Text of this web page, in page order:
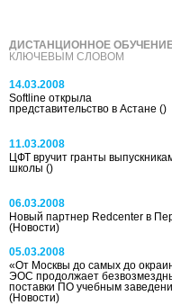
ДИСТАНЦИОННОЕ
КЛЮЧЕВЫМ СЛОВОМ
14.03.2008
Softline открыла
представительство в Астане ()
11.03.2008
ЦФТ вручит гранты
школы ()
06.03.2008
Новый партнер Redcenter в
(Новости)
05.03.2008
«От Москвы до самых до
ЭОС продолжает
поставки ПО учебным
(Новости)